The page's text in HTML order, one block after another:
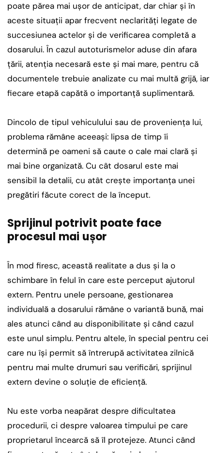
poate părea mai ușor de anticipat, dar chiar și în
aceste situații apar frecvent neclarități legate de
succesiunea actelor și de verificarea completă a
dosarului. În cazul autoturismelor aduse din afara
țării, atenția necesară este și mai mare, pentru că
documentele trebuie analizate cu mai multă grijă, iar
fiecare etapă capătă o importanță suplimentară.
Dincolo de tipul vehiculului sau de proveniența lui,
problema rămâne aceeași: lipsa de timp îi
determină pe oameni să caute o cale mai clară și
mai bine organizată. Cu cât dosarul este mai
sensibil la detalii, cu atât crește importanța unei
pregătiri făcute corect de la început.
Sprijinul potrivit poate face
procesul mai ușor
În mod firesc, această realitate a dus și la o
schimbare în felul în care este perceput ajutorul
extern. Pentru unele persoane, gestionarea
individuală a dosarului rămâne o variantă bună, mai
ales atunci când au disponibilitate și când cazul
este unul simplu. Pentru altele, în special pentru cei
care nu își permit să întrerupă activitatea zilnică
pentru mai multe drumuri sau verificări, sprijinul
extern devine o soluție de eficiență.
Nu este vorba neapărat despre dificultatea
procedurii, ci despre valoarea timpului pe care
proprietarul încearcă să îl protejeze. Atunci când